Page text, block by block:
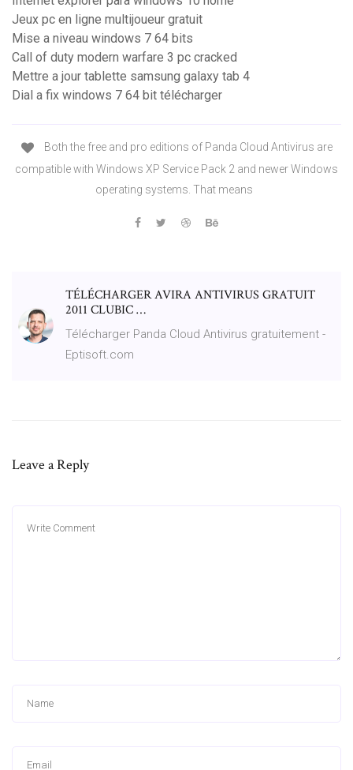
Jeux pc en ligne multijoueur gratuit
Mise a niveau windows 7 64 bits
Call of duty modern warfare 3 pc cracked
Mettre a jour tablette samsung galaxy tab 4
Dial a fix windows 7 64 bit télécharger
Both the free and pro editions of Panda Cloud Antivirus are
compatible with Windows XP Service Pack 2 and newer Windows
operating systems. That means
TÉLÉCHARGER AVIRA ANTIVIRUS GRATUIT
2011 CLUBIC …
Télécharger Panda Cloud Antivirus gratuitement -
Eptisoft.com
Leave a Reply